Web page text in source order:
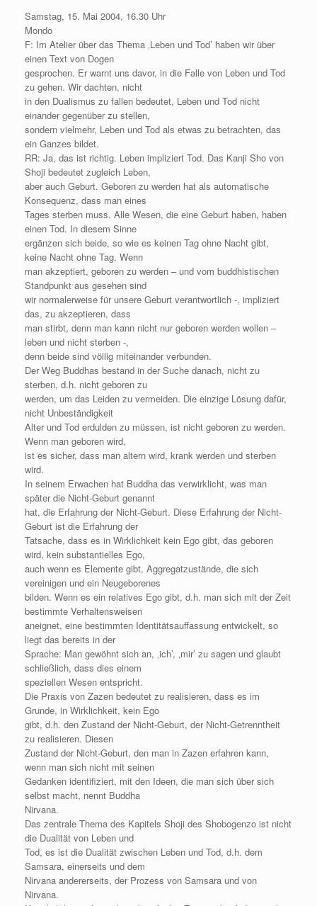
Samstag, 15. Mai 2004, 16.30 Uhr
Mondo
F: Im Atelier über das Thema ‚Leben und Tod’ haben wir über
einen Text von Dogen
gesprochen. Er warnt uns davor, in die Falle von Leben und Tod
zu gehen. Wir dachten, nicht
in den Dualismus zu fallen bedeutet, Leben und Tod nicht
einander gegenüber zu stellen,
sondern vielmehr, Leben und Tod als etwas zu betrachten, das
ein Ganzes bildet.
RR: Ja, das ist richtig. Leben impliziert Tod. Das Kanji Sho von
Shoji bedeutet zugleich Leben,
aber auch Geburt. Geboren zu werden hat als automatische
Konsequenz, dass man eines
Tages sterben muss. Alle Wesen, die eine Geburt haben, haben
einen Tod. In diesem Sinne
ergänzen sich beide, so wie es keinen Tag ohne Nacht gibt,
keine Nacht ohne Tag. Wenn
man akzeptiert, geboren zu werden – und vom buddhistischen
Standpunkt aus gesehen sind
wir normalerweise für unsere Geburt verantwortlich -, impliziert
das, zu akzeptieren, dass
man stirbt, denn man kann nicht nur geboren werden wollen –
leben und nicht sterben -,
denn beide sind völlig miteinander verbunden.
Der Weg Buddhas bestand in der Suche danach, nicht zu
sterben, d.h. nicht geboren zu
werden, um das Leiden zu vermeiden. Die einzige Lösung dafür,
nicht Unbeständigkeit
Alter und Tod erdulden zu müssen, ist nicht geboren zu werden.
Wenn man geboren wird,
ist es sicher, dass man altern wird, krank werden und sterben
wird.
In seinem Erwachen hat Buddha das verwirklicht, was man
später die Nicht-Geburt genannt
hat, die Erfahrung der Nicht-Geburt. Diese Erfahrung der Nicht-
Geburt ist die Erfahrung der
Tatsache, dass es in Wirklichkeit kein Ego gibt, das geboren
wird, kein substantielles Ego,
auch wenn es Elemente gibt, Aggregatzustände, die sich
vereinigen und ein Neugeborenes
bilden. Wenn es ein relatives Ego gibt, d.h. man sich mit der Zeit
bestimmte Verhaltensweisen
aneignet, eine bestimmten Identitätsauffassung entwickelt, so
liegt das bereits in der
Sprache: Man gewöhnt sich an, ‚ich’, ‚mir’ zu sagen und glaubt
schließlich, dass dies einem
speziellen Wesen entspricht.
Die Praxis von Zazen bedeutet zu realisieren, dass es im
Grunde, in Wirklichkeit, kein Ego
gibt, d.h. den Zustand der Nicht-Geburt, der Nicht-Getrenntheit
zu realisieren. Diesen
Zustand der Nicht-Geburt, den man in Zazen erfahren kann,
wenn man sich nicht mit seinen
Gedanken identifiziert, mit den Ideen, die man sich über sich
selbst macht, nennt Buddha
Nirvana.
Das zentrale Thema des Kapitels Shoji des Shobogenzo ist nicht
die Dualität von Leben und
Tod, es ist die Dualität zwischen Leben und Tod, d.h. dem
Samsara, einerseits und dem
Nirvana andererseits, der Prozess von Samsara und von
Nirvana.